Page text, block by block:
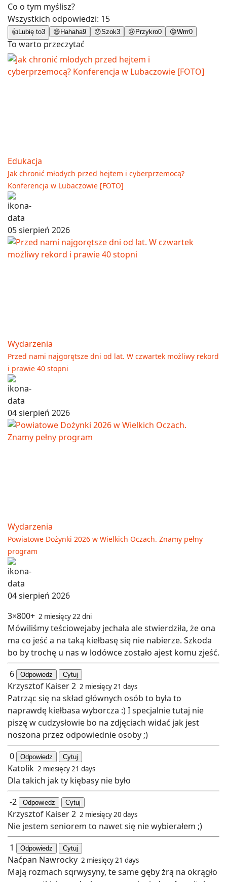
Co o tym myślisz?
Wszystkich odpowiedzi: 15
👍 Lubię to3 😄 Hahaha9 😯Szok3 😢 Przykro0 😡Wrrr0
To warto przeczytać
Edukacja
Jak chronić młodych przed hejtem i cyberprzemocą?
Konferencja w Lubaczowie [FOTO]
05 sierpień 2026
Wydarzenia
Przed nami najgorętsze dni od lat. W czwartek możliwy rekord
i prawie 40 stopni
04 sierpień 2026
Wydarzenia
Powiatowe Dożynki 2026 w Wielkich Oczach. Znamy pełny
program
04 sierpień 2026
3×800+ 2 miesięcy 22 dni
Mówiliśmy teściowejaby jechała ale stwierdziła, że ona
ma co jeść a na taką kiełbasę się nie nabierze. Szkoda
bo by trochę u nas w lodówce zostało ajest komu zjeść.
6
Odpowiedz Cytuj
Krzysztof Kaiser 2 2 miesięcy 21 days
Patrząc się na skład głównych osób to była to
naprawdę kiełbasa wyborcza :) I specjalnie tutaj nie
piszę w cudzysłowie bo na zdjęciach widać jak jest
noszona przez odpowiednie osoby ;)
0
Odpowiedz Cytuj
Katolik 2 miesięcy 21 days
Dla takich jak ty kiębasy nie było
-2
Odpowiedz Cytuj
Krzysztof Kaiser 2 2 miesięcy 20 days
Nie jestem seniorem to nawet się nie wybierałem ;)
1
Odpowiedz Cytuj
Naćpan Nawrocky 2 miesięcy 21 days
Mają rozmach sqrwysyny, te same gęby żrą na okrągło